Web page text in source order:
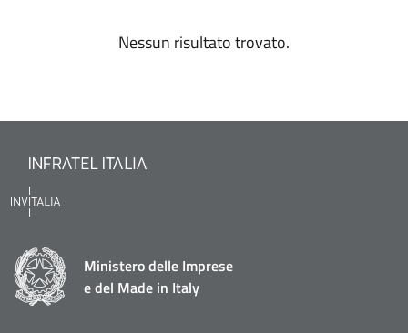
Nessun risultato trovato.
Ministero delle Imprese
e del Made in Italy